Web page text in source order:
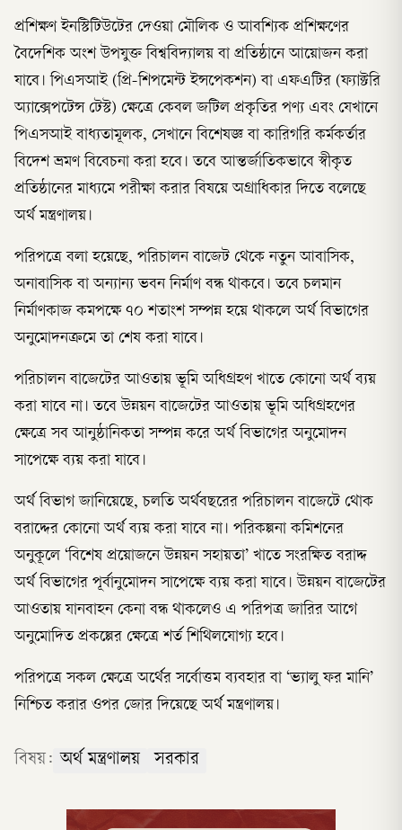
প্রশিক্ষণ ইনস্টিটিউটের দেওয়া মৌলিক ও আবশ্যিক প্রশিক্ষণের
বৈদেশিক অংশ উপযুক্ত বিশ্ববিদ্যালয় বা প্রতিষ্ঠানে আয়োজন করা
যাবে। পিএসআই (প্রি-শিপমেন্ট ইন্সপেকশন) বা এফএটির (ফ্যাক্টরি
অ্যাক্সেপটেন্স টেস্ট) ক্ষেত্রে কেবল জটিল প্রকৃতির পণ্য এবং যেখানে
পিএসআই বাধ্যতামূলক, সেখানে বিশেষজ্ঞ বা কারিগরি কর্মকর্তার
বিদেশ ভ্রমণ বিবেচনা করা হবে। তবে আন্তর্জাতিকভাবে স্বীকৃত
প্রতিষ্ঠানের মাধ্যমে পরীক্ষা করার বিষয়ে অগ্রাধিকার দিতে বলেছে
অর্থ মন্ত্রণালয়।
পরিপত্রে বলা হয়েছে, পরিচালন বাজেট থেকে নতুন আবাসিক,
অনাবাসিক বা অন্যান্য ভবন নির্মাণ বন্ধ থাকবে। তবে চলমান
নির্মাণকাজ কমপক্ষে ৭০ শতাংশ সম্পন্ন হয়ে থাকলে অর্থ বিভাগের
অনুমোদনক্রমে তা শেষ করা যাবে।
পরিচালন বাজেটের আওতায় ভূমি অধিগ্রহণ খাতে কোনো অর্থ ব্যয়
করা যাবে না। তবে উন্নয়ন বাজেটের আওতায় ভূমি অধিগ্রহণের
ক্ষেত্রে সব আনুষ্ঠানিকতা সম্পন্ন করে অর্থ বিভাগের অনুমোদন
সাপেক্ষে ব্যয় করা যাবে।
অর্থ বিভাগ জানিয়েছে, চলতি অর্থবছরের পরিচালন বাজেটে থোক
বরাদ্দের কোনো অর্থ ব্যয় করা যাবে না। পরিকল্পনা কমিশনের
অনুকূলে ‘বিশেষ প্রয়োজনে উন্নয়ন সহায়তা’ খাতে সংরক্ষিত বরাদ্দ
অর্থ বিভাগের পূর্বানুমোদন সাপেক্ষে ব্যয় করা যাবে। উন্নয়ন বাজেটের
আওতায় যানবাহন কেনা বন্ধ থাকলেও এ পরিপত্র জারির আগে
অনুমোদিত প্রকল্পের ক্ষেত্রে শর্ত শিথিলযোগ্য হবে।
পরিপত্রে সকল ক্ষেত্রে অর্থের সর্বোত্তম ব্যবহার বা ‘ভ্যালু ফর মানি’
নিশ্চিত করার ওপর জোর দিয়েছে অর্থ মন্ত্রণালয়।
বিষয়: অর্থ মন্ত্রণালয় সরকার